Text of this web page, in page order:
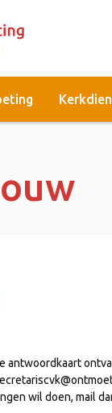
antwoordkaart
wil doen, mail